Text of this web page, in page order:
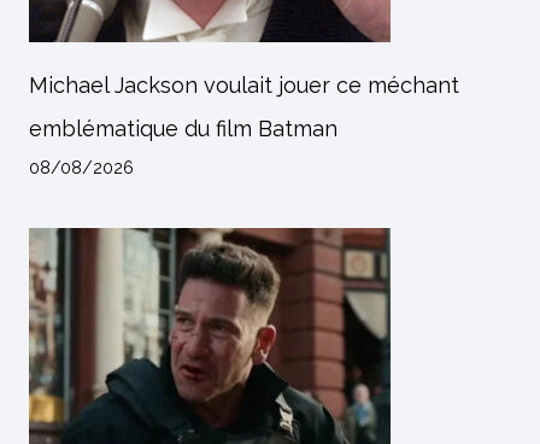
Michael Jackson voulait jouer ce méchant
emblématique du film Batman
08/08/2026